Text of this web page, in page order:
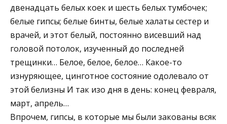
двенадцать белых коек и шесть белых тумбочек;
белые гипсы; белые бинты, белые халаты сестер и
врачей, и этот белый, постоянно висевший над
головой потолок, изученный до последней
трещинки… Белое, белое, белое… Какое-то
изнуряющее, цинготное состояние одолевало от
этой белизны И так изо дня в день: конец февраля,
март, апрель…
Впрочем, гипсы, в которые мы были закованы всяк